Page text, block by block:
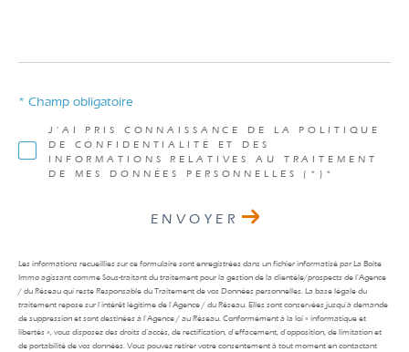
J'AI PRIS CONNAISSANCE DE LA POLITIQUE
DE CONFIDENTIALITÉ ET DES
INFORMATIONS RELATIVES AU TRAITEMENT
DE MES DONNÉES PERSONNELLES (*)*
* Champ obligatoire
ENVOYER
Les informations recueillies sur ce formulaire sont enregistrées dans un fichier informatisé par La Boite
Immo agissant comme Sous-traitant du traitement pour la gestion de la clientèle/prospects de l'Agence
/ du Réseau qui reste Responsable du Traitement de vos Données personnelles. La base légale du
traitement repose sur l'intérêt légitime de l'Agence / du Réseau. Elles sont conservées jusqu'à demande
de suppression et sont destinées à l'Agence / au Réseau. Conformément à la loi « informatique et
libertés », vous disposez des droits d’accès, de rectification, d’effacement, d’opposition, de limitation et
de portabilité de vos données. Vous pouvez retirer votre consentement à tout moment en contactant